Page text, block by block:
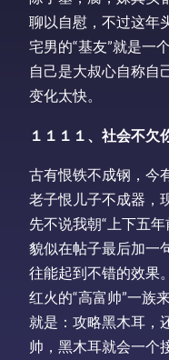
聊以自慰，不过这年
宅男的“基友”就是一
自己是大叔心自称自
变化太快。
１１１１、社会不欠
古有恨铁不成钢，今
老子恨儿子不成器，
先不说我朝“上下五
貌似在帖子最后加一
往能起到不错的效果
红火的“高富帅”一族
就是：攻略黑木耳，
帅，黑木耳就会一个